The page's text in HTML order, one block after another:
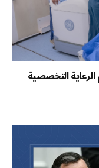
التخصصية